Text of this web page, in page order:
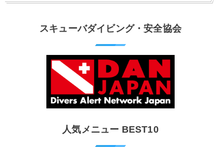
スキューバダイビング・安全協会
人気メニュー BEST10